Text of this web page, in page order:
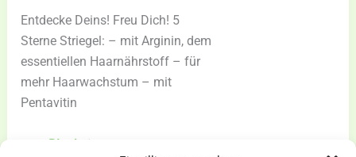
Entdecke Deins! Freu Dich! 5
Sterne Striegel: – mit Arginin, dem
essentiellen Haarnährstoff – für
mehr Haarwachstum – mit
Pentavitin
NEUHEITEN